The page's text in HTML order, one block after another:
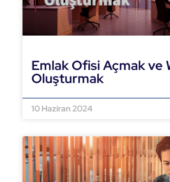
Emlak Ofisi Açmak ve
Oluşturmak
10 Haziran 2024